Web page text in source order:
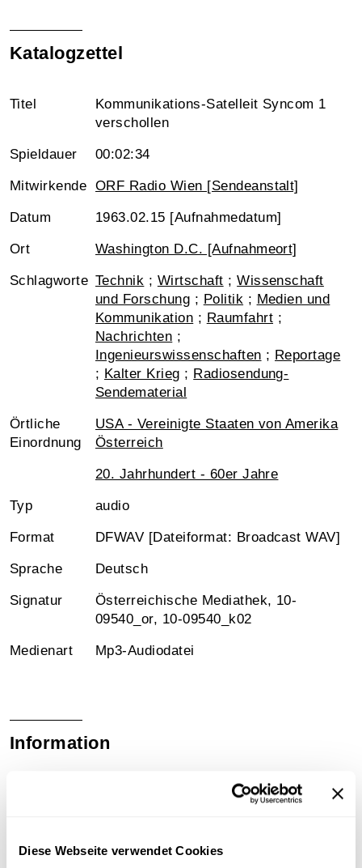
Diese Webseite verwendet Cookies
Katalogzettel
Titel
Kommunikations-Satelleit Syncom 1
verschollen
Spieldauer 00:02:34
Mitwirkende ORF Radio Wien [Sendeanstalt]
Datum 1963.02.15 [Aufnahmedatum]
Ort Washington D.C. [Aufnahmeort]
Schlagworte Technik ; Wirtschaft ;Wissenschaft
und Forschung ; Politik ; Medien und
Kommunikation ; Raumfahrt ;
Nachrichten ;
Ingenieurswissenschaften ; Reportage
; Kalter Krieg ; Radiosendung-
Sendematerial
Örtliche
Einordnung
USA - Vereinigte Staaten von Amerika
Österreich
20. Jahrhundert - 60er Jahre
Typ audio
Format DFWAV [Dateiformat: Broadcast WAV]
Sprache Deutsch
Signatur
Österreichische Mediathek, 10-
09540_or, 10-09540_k02
Medienart Mp3-Audiodatei
Information